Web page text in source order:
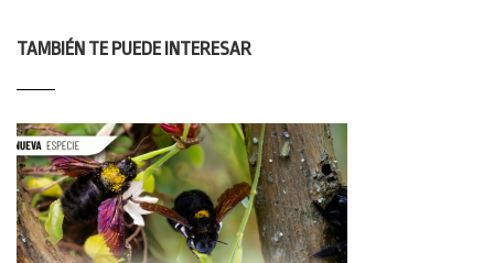
TAMBIÉN TE PUEDE INTERESAR